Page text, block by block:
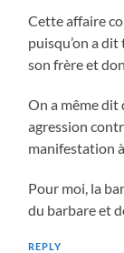
Cette affaire
puisqu’on a
son frère et
On a même dit
agression
manifestation à
Pour moi, la
du barbare et
REPLY